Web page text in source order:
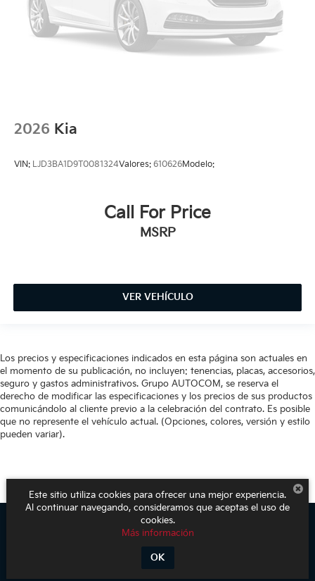
2026 Kia
VIN: LJD3BA1D9T0081324Valores: 610626Modelo:
Call For Price
MSRP
VER VEHÍCULO
Los precios y especificaciones indicados en esta página son actuales en
el momento de su publicación, no incluyen: tenencias, placas, accesorios,
seguro y gastos administrativos. Grupo AUTOCOM, se reserva el
derecho de modificar las especificaciones y los precios de sus productos
comunicándolo al cliente previo a la celebración del contrato. Es posible
que no represente el vehículo actual. (Opciones, colores, versión y estilo
pueden variar).
Blvd. Adolfo López Mateos 1816. El Mirador
37500| Ventas:
Este sitio utiliza cookies para ofrecer una mejor experiencia.
Al continuar navegando, consideramos que aceptas el uso de
cookies.
Más información
OK